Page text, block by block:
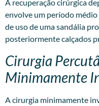
A recuperação cirúrgica
envolve um período médio
de uso de uma sandália
posteriormente calçados
Cirurgia
Minimamente
Acirurgia minimamente